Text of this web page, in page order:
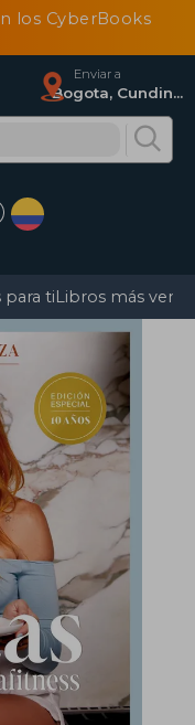
los CyberBooks
Enviar a
Bogota, Cundinamarca
tiLibros más